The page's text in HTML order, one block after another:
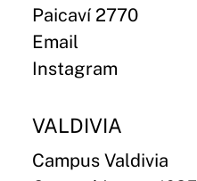
Paicaví 2770
Email
Instagram
VALDIVIA
Campus Valdivia